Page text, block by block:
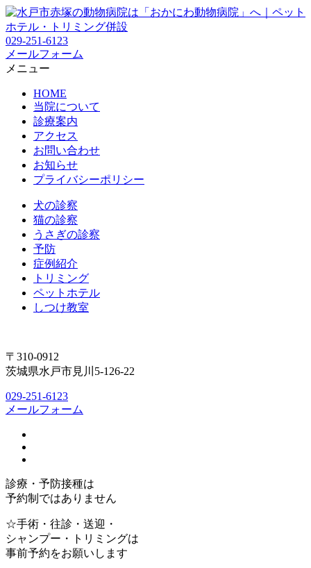
029-251-6123
メールフォーム
メニュー
HOME
当院について
診療案内
アクセス
お問い合わせ
お知らせ
プライバシーポリシー
犬の診察
猫の診察
うさぎの診察
予防
症例紹介
トリミング
ペットホテル
しつけ教室
〒310-0912
茨城県水戸市見川5-126-22
029-251-6123
メールフォーム
診療・予防接種は
予約制ではありません
☆手術・往診・送迎・
シャンプー・トリミングは
事前予約をお願いします